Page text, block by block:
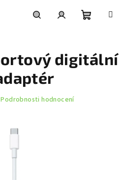
košík
digitální
Podrobnosti hodnocení